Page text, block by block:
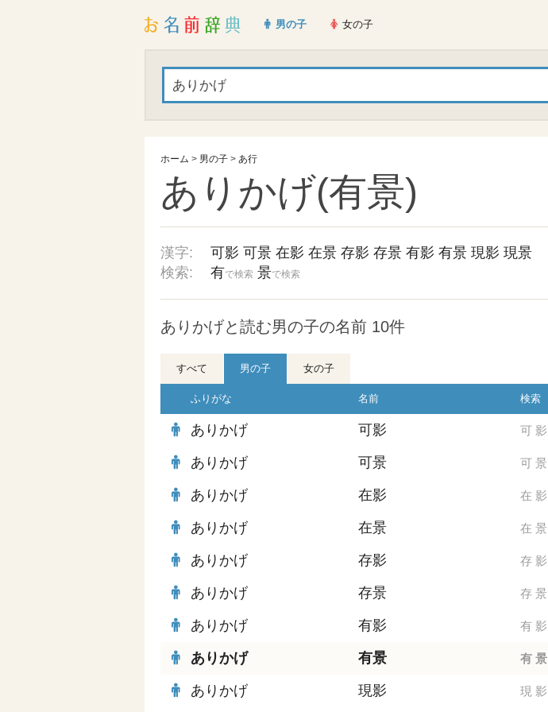
男の子 女の子
ホーム > 男の子 > あ行
ありかげ(有景)
漢字: 可影 可景 在影 在景 存影 存景 有影 有景 現影 現景
検索:
有で検索 景で検索
ありかげと読む男の子の名前 10件
すべて 男の子 女の子
ふりがな 名前 検索
ありかげ 可影 可 影
ありかげ 可景 可 景
ありかげ 在影 在 影
ありかげ 在景 在 景
ありかげ 存影 存 影
ありかげ 存景 存 景
ありかげ 有影 有 影
ありかげ 有景 有 景
ありかげ 現影 現 影